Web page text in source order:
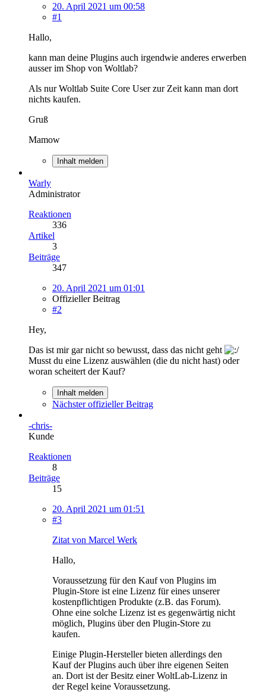
20. April 2021 um 00:58
#1
Hallo,
kann man deine Plugins auch irgendwie anderes erwerben
ausser im Shop von Woltlab?
Als nur Woltlab Suite Core User zur Zeit kann man dort
nichts kaufen.
Gruß
Mamow
Inhalt melden
Warly
Administrator
Reaktionen
336
Artikel
3
Beiträge
347
20. April 2021 um 01:01
Offizieller Beitrag
#2
Hey,
Das ist mir gar nicht so bewusst, dass das nicht geht
Musst du eine Lizenz auswählen (die du nicht hast) oder
woran scheitert der Kauf?
Inhalt melden
Nächster offizieller Beitrag
-chris-
Kunde
Reaktionen
8
Beiträge
15
20. April 2021 um 01:51
#3
Zitat von Marcel Werk
Hallo,
Voraussetzung für den Kauf von Plugins im
Plugin-Store ist eine Lizenz für eines unserer
kostenpflichtigen Produkte (z.B. das Forum).
Ohne eine solche Lizenz ist es gegenwärtig nicht
möglich, Plugins über den Plugin-Store zu
kaufen.
Einige Plugin-Hersteller bieten allerdings den
Kauf der Plugins auch über ihre eigenen Seiten
an. Dort ist der Besitz einer WoltLab-Lizenz in
der Regel keine Voraussetzung.